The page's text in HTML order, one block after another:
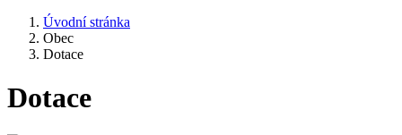
Úvodní stránka
Obec
Dotace
Dotace